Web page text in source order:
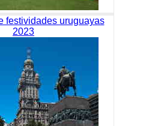
festividades uruguayas
2023